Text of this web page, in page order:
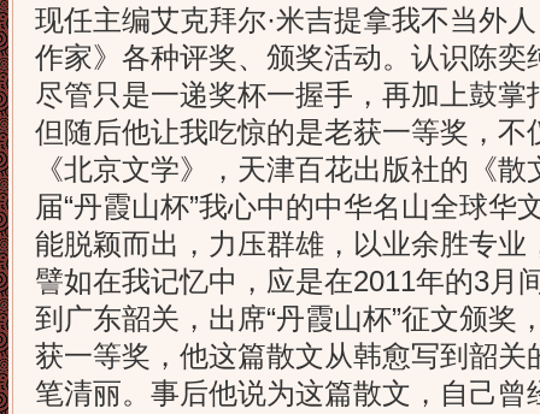
现任主编艾克拜尔·米吉提拿我不当外
作家》各种评奖、颁奖活动。认识陈奕
尽管只是一递奖杯一握手，再加上鼓
但随后他让我吃惊的是老获一等奖，不
《北京文学》，天津百花出版社的《
届“丹霞山杯”我心中的中华名山全球华
能脱颖而出，力压群雄，以业余胜专业
譬如在我记忆中，应是在2011年的3月
到广东韶关，出席“丹霞山杯”征文颁奖
获一等奖，他这篇散文从韩愈写到韶关
笔清丽。事后他说为这篇散文，自己